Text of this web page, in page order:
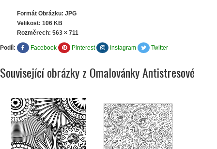
Formát Obrázku: JPG
Velikost: 106 KB
Rozměrech: 563 × 711
Podíl: Facebook Pinterest Instagram Twitter
Související obrázky z Omalovánky Antistresové